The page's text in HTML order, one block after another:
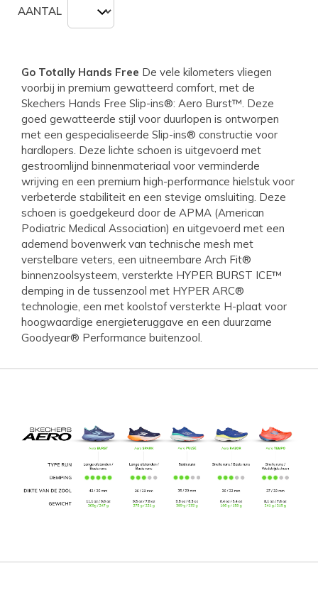
AANTAL
Go Totally Hands Free De vele kilometers vliegen
voorbij in premium gewatteerd comfort, met de
Skechers Hands Free Slip-ins®: Aero Burst™. Deze
goed gewatteerde stijl voor duurlopen is ontworpen
met een gespecialiseerde Slip-ins® constructie voor
hardlopers. Deze lichte schoen is uitgevoerd met
gestroomlijnd binnenmateriaal voor verminderde
wrijving en een premium high-performance hielstuk voor
verbeterde stabiliteit en een stevige omsluiting. Deze
schoen is goedgekeurd door de APMA (American
Podiatric Medical Association) en uitgevoerd met een
ademend bovenwerk van technische mesh met
verstelbare veters, een uitneembare Arch Fit®
binnenzoolsysteem, versterkte HYPER BURST ICE™
demping in de tussenzool met HYPER ARC®
technologie, een met koolstof versterkte H-plaat voor
hoogwaardige energieteruggave en een duurzame
Goodyear® Performance buitenzool.